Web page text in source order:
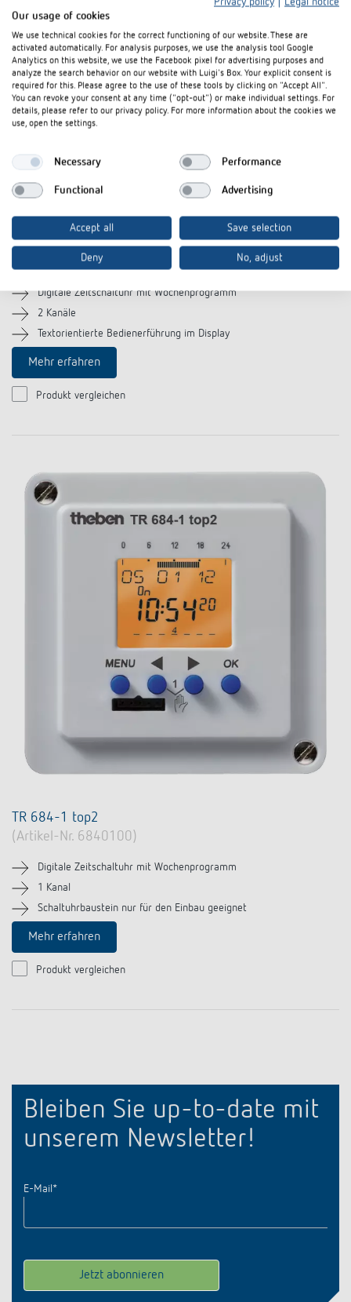
TR 636 top2
(Artikel-Nr. 6360100)
Digitale Zeitschaltuhr mit Wochenprogramm
2 Kanäle
Textorientierte Bedienerführung im Display
Mehr erfahren
Produkt vergleichen
TR 684-1 top2
(Artikel-Nr. 6840100)
Digitale Zeitschaltuhr mit Wochenprogramm
1 Kanal
Schaltuhrbaustein nur für den Einbau geeignet
Mehr erfahren
Produkt vergleichen
Bleiben Sie up-to-date mit
unserem Newsletter!
E-Mail *
Our usage of cookies
We use technical cookies for the correct functioning of our website. These are
activated automatically. For analysis purposes, we use the analysis tool Google
Analytics on this website, we use the Facebook pixel for advertising purposes and
analyze the search behavior on our website with Luigi's Box. Your explicit consent is
required for this. Please agree to the use of these tools by clicking on "Accept All".
You can revoke your consent at any time ("opt-out") or make individual settings. For
details, please refer to our privacy policy. For more information about the cookies we
use, open the settings.
Necessary Performance
Functional Advertising
Accept all Save selection
Deny No, adjust